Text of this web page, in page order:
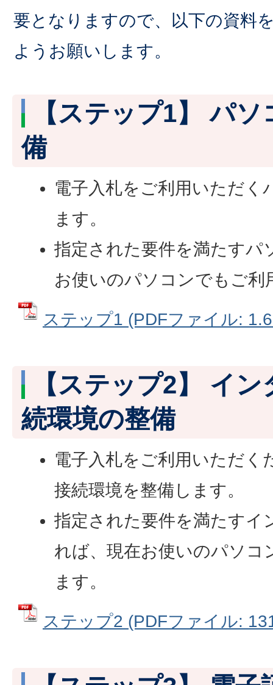
要となりますので、以下の資料
ようお願いします。
【ステップ1】 パ
備
電子入札をご利用いただく
ます。
指定された要件を満たすパ
お使いのパソコンでもご利
ステップ1 (PDFファイル:
【ステップ2】 イ
続環境の整備
電子入札をご利用いただく
接続環境を整備します。
指定された要件を満たすイ
れば、現在お使いのパソコ
ます。
ステップ2 (PDFファイル: